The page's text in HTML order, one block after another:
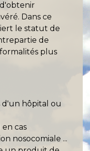
Dans ce
le statut de
de
plus
d'un hôpital ou
en cas
nosocomiale ...